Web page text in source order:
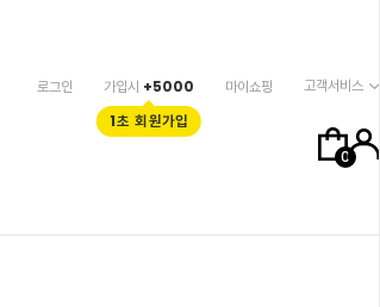
0
로그인 가입시 +5000
1초 회원가입
마이쇼핑 고객서비스